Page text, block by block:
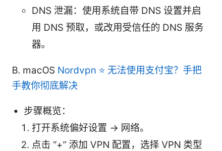
DNS 泄漏：使用系统自带 DNS 设置并启
用 DNS 预取，或改用受信任的 DNS 服务
器。
B. macOS Nordvpn ⭐ 无法使用支付宝？手把
手教你彻底解决
步骤概览：
打开系统偏好设置 → 网络。
点击 “+” 添加 VPN 配置，选择 VPN 类型